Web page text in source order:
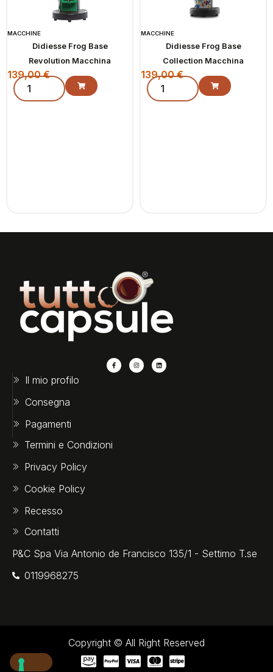
MACCHINE
Didiesse Frog Base
Revolution Macchina
139,00€
MACCHINE
Didiesse Frog Base
Collection Macchina
139,00€
Il mio profilo
Consegna
Pagamenti
Termini e Condizioni
Privacy Policy
Cookie Policy
Recesso
Contatti
P&C Spa Via Antonio de Francisco 135/1 - Settimo T.se
0119968275‬
Copyright © All Right Reserved